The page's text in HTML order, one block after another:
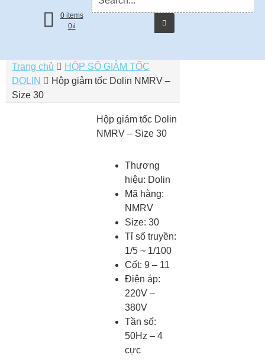
0 items
0₫
for:
Trang chủ
HỘP SỐ GIẢM TỐC
DOLIN
Hộp giảm tốc Dolin NMRV –
Size 30
Hộp giảm tốc Dolin
NMRV – Size 30
Thương
hiệu: Dolin
Mã hàng:
NMRV
Size: 30
Tỉ số truyền:
1/5 ~ 1/100
Cốt: 9 – 11
Điện áp:
220V –
380V
Tần số:
50Hz – 4
cực